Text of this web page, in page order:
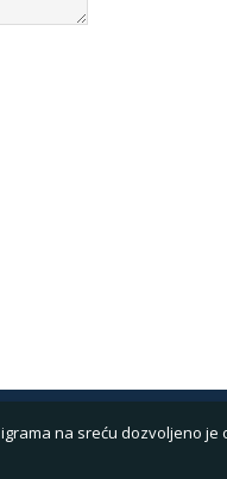
na sreću dozvoljeno